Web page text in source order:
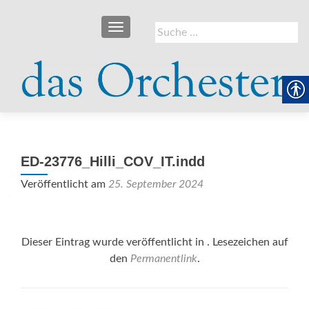
Suche
nach:
SCHALTE NAVIGATION
ED-23776_Hilli_COV_IT.indd
Veröffentlicht am 25. September 2024
Dieser Eintrag wurde veröffentlicht in . Lesezeichen auf
den Permanentlink.